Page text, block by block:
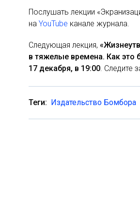
Послушать лекции
на YouTube канале журнала.
Следующая лекция,
в тяжелые времена. Как это
17 декабря, в 19:00. Следите
Теги: Издательство Бомбора